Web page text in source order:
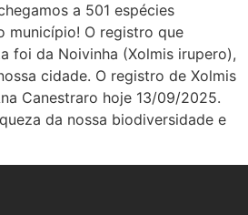
a 501 espécies
município! O registro que
foi da Noivinha (Xolmis irupero),
cidade. O registro de Xolmis
Canestraro hoje 13/09/2025.
da nossa biodiversidade e